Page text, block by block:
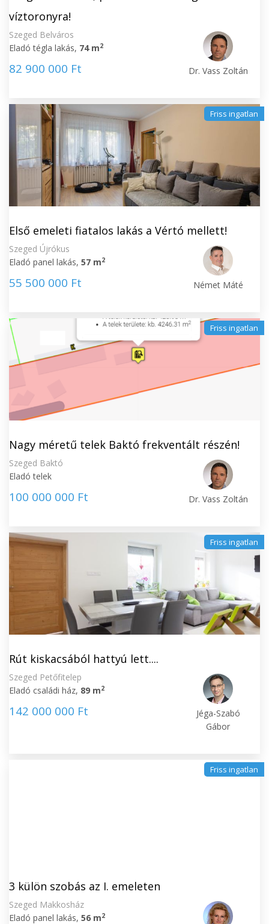
víztoronyra!
Szeged Belváros
Eladó tégla lakás, 74 m2
82 900 000 Ft Dr. Vass Zoltán
Friss ingatlan
Első emeleti fiatalos lakás a Vértó mellett!
Szeged Újrókus
Eladó panel lakás, 57 m2
55 500 000 Ft Német Máté
Friss ingatlan
Nagy méretű telek Baktó frekventált részén!
Szeged Baktó
Eladó telek
100 000 000 Ft Dr. Vass Zoltán
Friss ingatlan
Rút kiskacsából hattyú lett....
Szeged Petőfitelep
Eladó családi ház, 89 m2
142 000 000 Ft
Jéga-Szabó
Gábor
Friss ingatlan
3 külön szobás az I. emeleten
Szeged Makkosház
Eladó panel lakás, 56 m2